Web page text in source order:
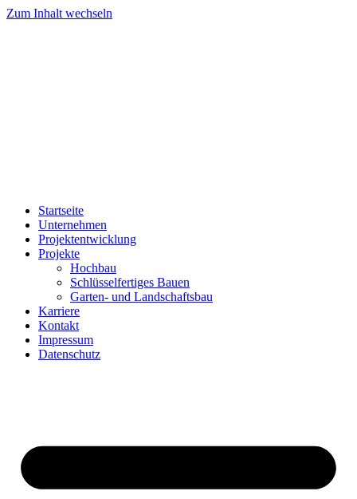
Zum Inhalt wechseln
Startseite
Unternehmen
Projektentwicklung
Projekte
Hochbau
Schlüsselfertiges Bauen
Garten- und Landschaftsbau
Karriere
Kontakt
Impressum
Datenschutz